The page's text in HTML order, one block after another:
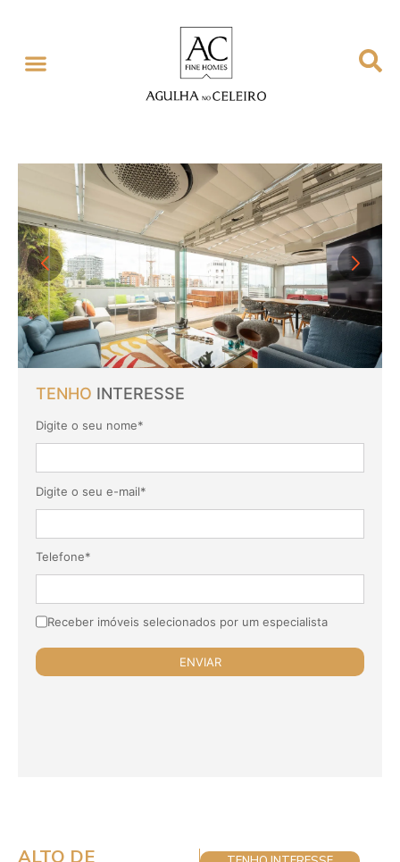
TENHO INTERESSE
Digite o seu nome*
Digite o seu e-mail*
Telefone*
Receber imóveis selecionados por um especialista